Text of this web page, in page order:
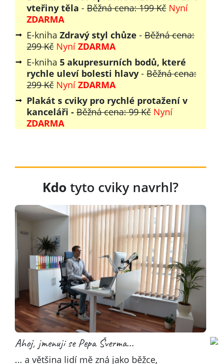
vteřiny těla -Běžná cena: 199 Kč Nyní
ZDARMA
E-knihaZdravý styl chůze-Běžná cena:
299 Kč Nyní ZDARMA
E-kniha 5 akupresurních bodů, které
rychle uleví bolesti hlavy-Běžná cena:
299 Kč Nyní ZDARMA
Plakát s cviky pro rychlé protažení v
kanceláři -Běžná cena: 99 Kč Nyní
ZDARMA
Kdo tyto cviky navrhl?
Ahoj, jmenuji se Pepa Šverma...
... a většina lidí mě zná jako běžce,